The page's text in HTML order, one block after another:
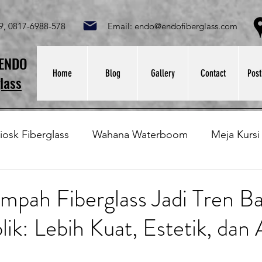
0817-6988-578 Email: endo@endofiberglass.com
Home Blog Gallery Contact
Fiberglass Wahana Waterboom Meja
Sampah Fiberglass Lining Fiberglass Ilmu
Fiberglass Jadi Tren
Lebih Kuat, Estetik,